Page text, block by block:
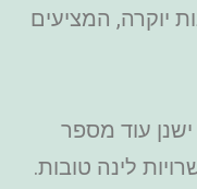
יוקרה, המציעים
עוד מספר
לינה טובות.